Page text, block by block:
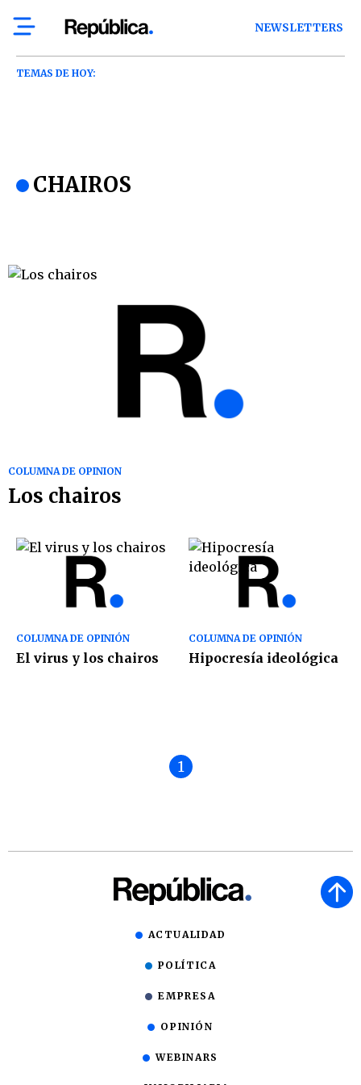
NEWSLETTERS
TEMAS DE HOY:
CHAIROS
COLUMNA DE OPINION
Los chairos
COLUMNA DE OPINIÓN
El virus y los chairos
COLUMNA DE OPINIÓN
Hipocresía ideológica
1
ACTUALIDAD
POLÍTICA
EMPRESA
OPINIÓN
WEBINARS